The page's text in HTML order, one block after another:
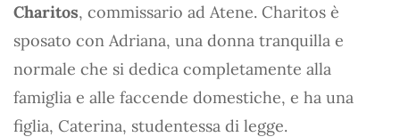
Charitos, commissario ad Atene. Charitos è
sposato con Adriana, una donna tranquilla e
normale che si dedica completamente alla
famiglia e alle faccende domestiche, e ha una
figlia, Caterina, studentessa di legge.